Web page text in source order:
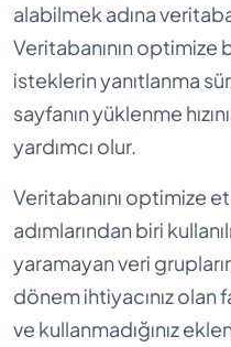
alabilmek adına
Veritabanının optimize
isteklerin yanıtlanma
sayfanın yüklenme
yardımcı olur.
Veritabanını optimize
adımlarından biri
yaramayan veri
dönem ihtiyacınız olan
ve kullanmadığınız